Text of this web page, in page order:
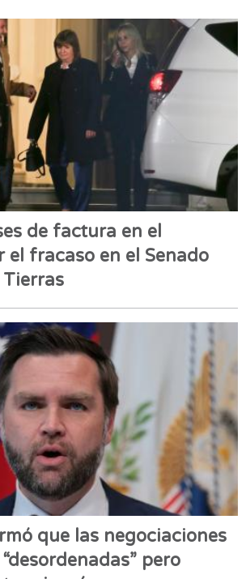
de factura en el
el fracaso en el Senado
que las negociaciones
pero